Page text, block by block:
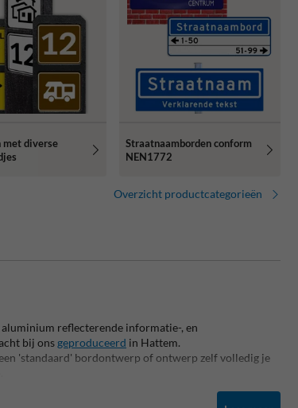
met diverse
Straatnaamborden conform
NEN1772
Overzicht productcategorieën
reflecterende informatie-, en
bij ons geproduceerd in Hattem.
'standaard' bordontwerp of ontwerp zelf volledig je
ben je bij TrafficSupply.nl aan het